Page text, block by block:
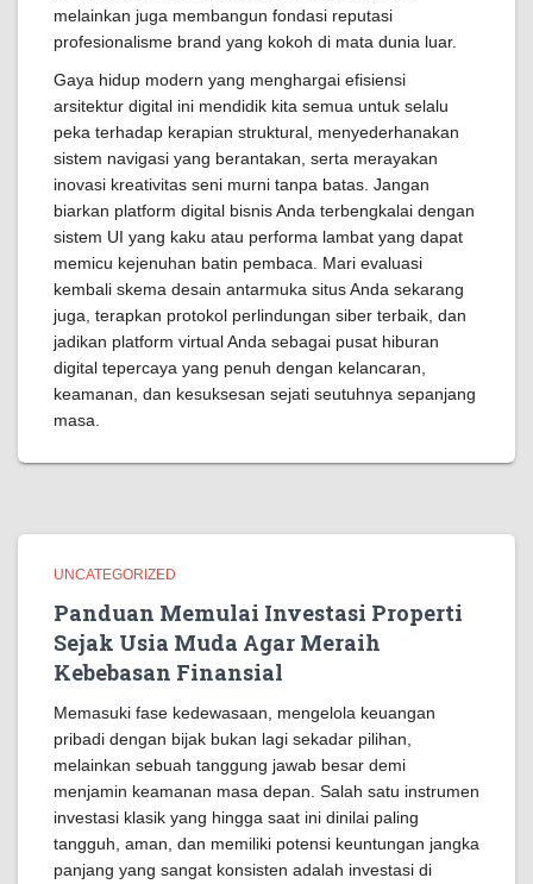
melainkan juga membangun fondasi reputasi
profesionalisme brand yang kokoh di mata dunia luar.
Gaya hidup modern yang menghargai efisiensi
arsitektur digital ini mendidik kita semua untuk selalu
peka terhadap kerapian struktural, menyederhanakan
sistem navigasi yang berantakan, serta merayakan
inovasi kreativitas seni murni tanpa batas. Jangan
biarkan platform digital bisnis Anda terbengkalai dengan
sistem UI yang kaku atau performa lambat yang dapat
memicu kejenuhan batin pembaca. Mari evaluasi
kembali skema desain antarmuka situs Anda sekarang
juga, terapkan protokol perlindungan siber terbaik, dan
jadikan platform virtual Anda sebagai pusat hiburan
digital tepercaya yang penuh dengan kelancaran,
keamanan, dan kesuksesan sejati seutuhnya sepanjang
masa.
UNCATEGORIZED
Panduan Memulai Investasi Properti
Sejak Usia Muda Agar Meraih
Kebebasan Finansial
Memasuki fase kedewasaan, mengelola keuangan
pribadi dengan bijak bukan lagi sekadar pilihan,
melainkan sebuah tanggung jawab besar demi
menjamin keamanan masa depan. Salah satu instrumen
investasi klasik yang hingga saat ini dinilai paling
tangguh, aman, dan memiliki potensi keuntungan jangka
panjang yang sangat konsisten adalah investasi di